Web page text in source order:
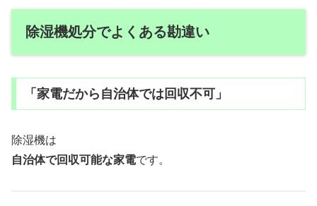
除湿機処分でよくある勘違い
「家電だから自治体では回収不可」
除湿機は
自治体で回収可能な家電です。